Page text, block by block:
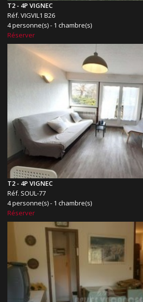
T2 - 4P VIGNEC
Réf. VIGVIL1 B26
4 personne(s) - 1 chambre(s)
Réserver
T2 - 4P VIGNEC
Réf. SOUL-77
4 personne(s) - 1 chambre(s)
Réserver